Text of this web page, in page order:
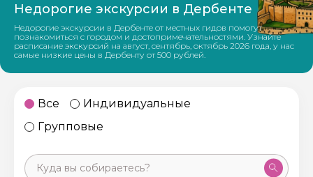
Недорогие экскурсии в Дербенте
Недорогие экскурсии в Дербенте от местных гидов помогут
познакомиться с городом и достопримечательностями. Узнайте
расписание экскурсий на август, сентябрь, октябрь 2026 года, у нас
самые низкие цены в Дербенту от 500 рублей.
Все
Индивидуальные
Групповые